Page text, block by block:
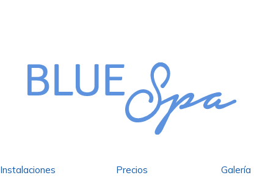
Instalaciones Precios Galería